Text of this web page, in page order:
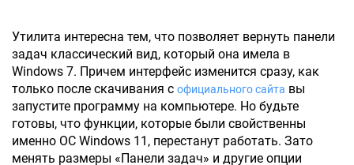
Утилита интересна тем, что позволяет вернуть панели
задач классический вид, который она имела в
Windows 7. Причем интерфейс изменится сразу, как
только после скачивания с официального сайта вы
запустите программу на компьютере. Но будьте
готовы, что функции, которые были свойственны
именно ОС Windows 11, перестанут работать. Зато
менять размеры «Панели задач» и другие опции